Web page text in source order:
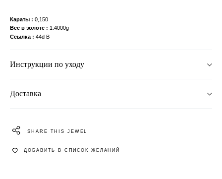
Караты
0,150
Вес в золоте
1.4000g
Ссылка
44d B
Инструкции по уходу
Доставка
SHARE THIS JEWEL
ДОБАВИТЬ В СПИСОК ЖЕЛАНИЙ